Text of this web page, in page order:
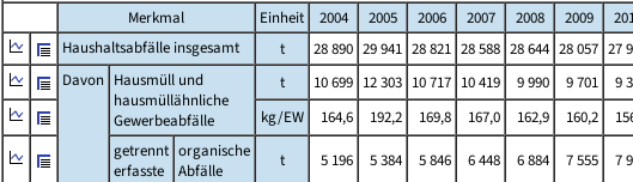
Merkmal Einheit 2004 2005 2006 2007 2008 2009
Haushaltsabfälle insgesamt
t 28 890 29 941 28 821 28 588 28 644 28 057 27
Davon Hausmüll und
hausmüllähnliche
Gewerbeabfälle
t 10 699 12 303 10 717 10 419 9 990 9 701 9
kg/EW
164,6 192,2 169,8 167,0 162,9 160,2
getrennt
erfasste
organische
Abfälle
t 5 196 5 384 5 846 6 448 6 884 7 555 7